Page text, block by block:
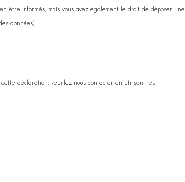
être informés, mais vous avez également le droit de déposer une
données).
déclaration, veuillez nous contacter en utilisant les